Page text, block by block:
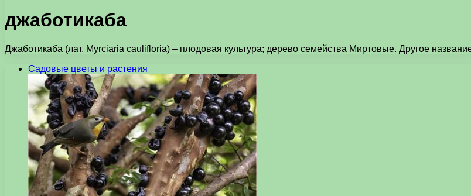
джаботикаба
Джаботикаба (лат. Myrciaria caulifloria) – плодовая культура; дерево семейства Миртовые. Другое
Садовые цветы и растения